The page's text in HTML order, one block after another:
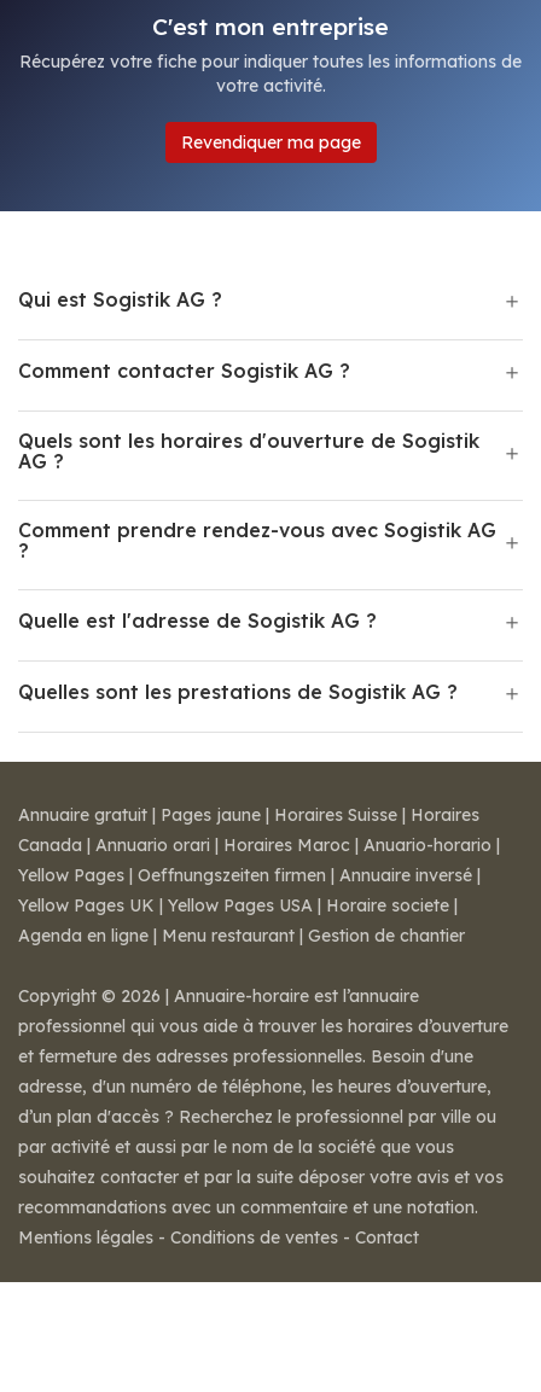
C'est mon entreprise
Récupérez votre fiche pour indiquer toutes les informations de
votre activité.
Revendiquer ma page
Qui est Sogistik AG ?
Comment contacter Sogistik AG ?
Quels sont les horaires d'ouverture de Sogistik
AG ?
Comment prendre rendez-vous avec Sogistik AG
?
Quelle est l'adresse de Sogistik AG ?
Quelles sont les prestations de Sogistik AG ?
Annuaire gratuit | Pages jaune | Horaires Suisse | Horaires
Canada | Annuario orari | Horaires Maroc | Anuario-horario |
Yellow Pages | Oeffnungszeiten firmen | Annuaire inversé |
Yellow Pages UK | Yellow Pages USA | Horaire societe |
Agenda en ligne | Menu restaurant | Gestion de chantier
Copyright © 2026 | Annuaire-horaire est l’annuaire
professionnel qui vous aide à trouver les horaires d’ouverture
et fermeture des adresses professionnelles. Besoin d'une
adresse, d'un numéro de téléphone, les heures d’ouverture,
d’un plan d'accès ? Recherchez le professionnel par ville ou
par activité et aussi par le nom de la société que vous
souhaitez contacter et par la suite déposer votre avis et vos
recommandations avec un commentaire et une notation.
Mentions légales - Conditions de ventes - Contact